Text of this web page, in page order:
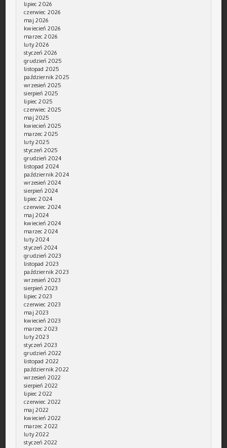
lipiec 2026
czerwiec 2026
maj 2026
kwiecień 2026
marzec 2026
luty 2026
styczeń 2026
grudzień 2025
listopad 2025
październik 2025
wrzesień 2025
sierpień 2025
lipiec 2025
czerwiec 2025
maj 2025
kwiecień 2025
marzec 2025
luty 2025
styczeń 2025
grudzień 2024
listopad 2024
październik 2024
wrzesień 2024
sierpień 2024
lipiec 2024
czerwiec 2024
maj 2024
kwiecień 2024
marzec 2024
luty 2024
styczeń 2024
grudzień 2023
listopad 2023
październik 2023
wrzesień 2023
sierpień 2023
lipiec 2023
czerwiec 2023
maj 2023
kwiecień 2023
marzec 2023
luty 2023
styczeń 2023
grudzień 2022
listopad 2022
październik 2022
wrzesień 2022
sierpień 2022
lipiec 2022
czerwiec 2022
maj 2022
kwiecień 2022
marzec 2022
luty 2022
styczeń 2022